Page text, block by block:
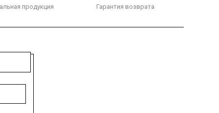
продукция Гарантия возврата